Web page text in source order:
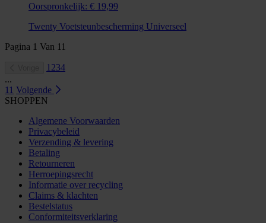
Oorspronkelijk: € 19,99
Twenty Voetsteunbescherming Universeel
Pagina 1 Van 11
1234
...
11 Volgende
SHOPPEN
Algemene Voorwaarden
Privacybeleid
Verzending & levering
Betaling
Retourneren
Herroepingsrecht
Informatie over recycling
Claims & klachten
Bestelstatus
Conformiteitsverklaring